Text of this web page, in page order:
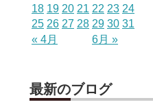
« 4月 6月 »
18 19 20 21 22 23 24
25 26 27 28 29 30 31
最新のブログ